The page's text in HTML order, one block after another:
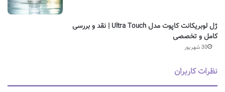
ژل لوبریکانت کاپوت مدل Ultra Touch | نقد و بررسی
کامل و تخصصی
30 شهریور
نظرات کاربران